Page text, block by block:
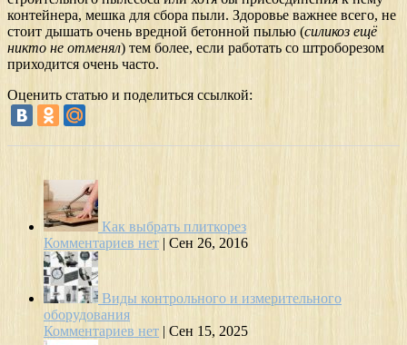
контейнера, мешка для сбора пыли. Здоровье важнее всего, не
стоит дышать очень вредной бетонной пылью (силикоз ещё
никто не отменял) тем более, если работать со штроборезом
приходится очень часто.
Оценить статью и поделиться ссылкой:
Как выбрать плиткорез
Комментариев нет | Сен 26, 2016
Виды контрольного и измерительного
оборудования
Комментариев нет | Сен 15, 2025